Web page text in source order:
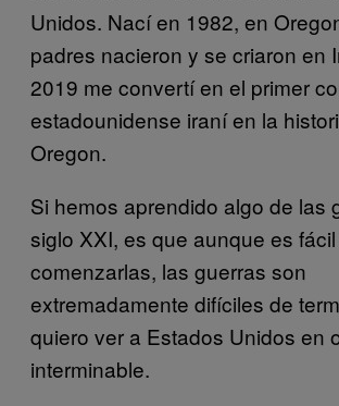
Unidos. Nací en 1982, en
padres nacieron y se criaron en
2019 me convertí en el primer
estadounidense iraní en la
Oregon.
Si hemos aprendido algo de las
siglo XXI, es que aunque es fácil
comenzarlas, las guerras son
extremadamente difíciles de
quiero ver a Estados Unidos en
interminable.